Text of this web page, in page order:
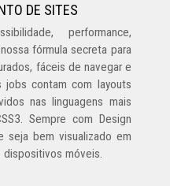
DE SITES
performance,
fórmula secreta para
fáceis de navegar e
jobs contam com layouts
nas linguagens mais
Sempre com Design
seja bem visualizado em
móveis.